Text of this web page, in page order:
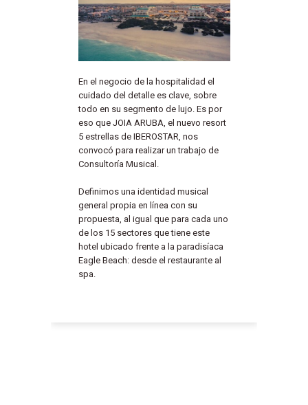
En el negocio de la hospitalidad el
cuidado del detalle es clave, sobre
todo en su segmento de lujo. Es por
eso que JOIA ARUBA, el nuevo resort
5 estrellas de IBEROSTAR, nos
convocó para realizar un trabajo de
Consultoría Musical.
Definimos una identidad musical
general propia en línea con su
propuesta, al igual que para cada uno
de los 15 sectores que tiene este
hotel ubicado frente a la paradisíaca
Eagle Beach: desde el restaurante al
spa.